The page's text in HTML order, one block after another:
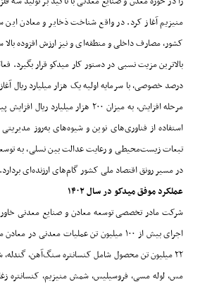
منیزیم آغاز کرد. در واقع شناخت ذخایر و معادن این
کشور، مصارف داخلی و منطقه‌ای و نیز ارزش افزوده
بالاترین مزیت نسبی در دستور کار میدکو قرار بگیرد.
درصد خصوصی، با سرمایه اولیه یک هزار میلیارد ریال
مرحله افزایش، به میزان ۲۰۰ هزار میلیارد ریال
استفاده از فناوری‌های نوین و شیوه‌های به‌روز
تبعات زیست‌محیطی و رعایت عدالت بین نسلی، به
در مسیر رونق اقتصاد ملی کشور گام‌های ارزنده‌ای بردارد.
عملکرد موفق میدکو در سال۱۴۰۲
شرکت مادر تخصصی توسعه معادن و صنایع معدنی
اجرای بیش از ۱۰۰میلیون تن عملیات معدنی در معادن
۲۲میلیون تن محصول شامل کنسانتره سنگ‌آهن، گندله،
مس، لوله مسی، فروسیلیس، شمش منیزیم، کنسانتره